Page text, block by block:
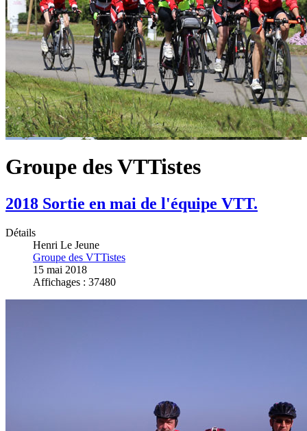
Groupe des VTTistes
2018 Sortie en mai de l'équipe VTT.
Détails
Henri Le Jeune
Groupe des VTTistes
15 mai 2018
Affichages : 37480